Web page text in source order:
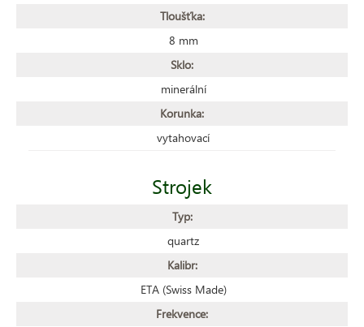
Tloušťka:
8 mm
Sklo:
minerální
Korunka:
vytahovací
Strojek
Typ:
quartz
Kalibr:
ETA (Swiss Made)
Frekvence: